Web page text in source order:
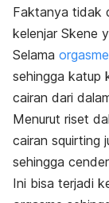
Faktanya tidak
kelenjar Skene
Selama orgasme
sehingga katup
cairan dari
Menurut riset
cairan squirting
sehingga
Ini bisa terjadi